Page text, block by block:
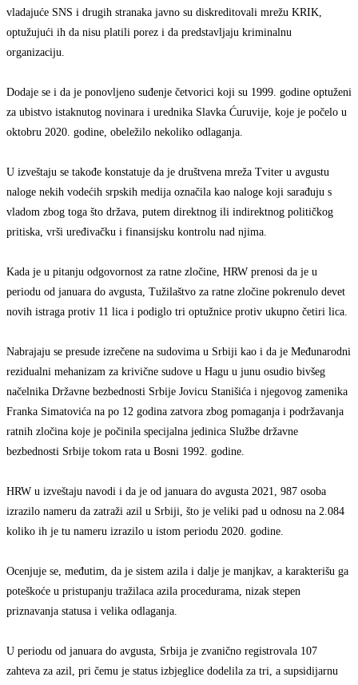
vladajuće SNS i drugih stranaka javno su diskreditovali mrežu KRIK,
optužujući ih da nisu platili porez i da predstavljaju kriminalnu
organizaciju.
Dodaje se i da je ponovljeno suđenje četvorici koji su 1999. godine optuženi
za ubistvo istaknutog novinara i urednika Slavka Ćuruvije, koje je počelo u
oktobru 2020. godine, obeležilo nekoliko odlaganja.
U izveštaju se takođe konstatuje da je društvena mreža Tviter u avgustu
naloge nekih vodećih srpskih medija označila kao naloge koji sarađuju s
vladom zbog toga što država, putem direktnog ili indirektnog političkog
pritiska, vrši uređivačku i finansijsku kontrolu nad njima.
Kada je u pitanju odgovornost za ratne zločine, HRW prenosi da je u
periodu od januara do avgusta, Tužilaštvo za ratne zločine pokrenulo devet
novih istraga protiv 11 lica i podiglo tri optužnice protiv ukupno četiri lica.
Nabrajaju se presude izrečene na sudovima u Srbiji kao i da je Međunarodni
rezidualni mehanizam za krivične sudove u Hagu u junu osudio bivšeg
načelnika Državne bezbednosti Srbije Jovicu Stanišića i njegovog zamenika
Franka Simatovića na po 12 godina zatvora zbog pomaganja i podržavanja
ratnih zločina koje je počinila specijalna jedinica Službe državne
bezbednosti Srbije tokom rata u Bosni 1992. godine.
HRW u izveštaju navodi i da je od januara do avgusta 2021, 987 osoba
izrazilo nameru da zatraži azil u Srbiji, što je veliki pad u odnosu na 2.084
koliko ih je tu nameru izrazilo u istom periodu 2020. godine.
Ocenjuje se, međutim, da je sistem azila i dalje je manjkav, a karakterišu ga
poteškoće u pristupanju tražilaca azila procedurama, nizak stepen
priznavanja statusa i velika odlaganja.
U periodu od januara do avgusta, Srbija je zvanično registrovala 107
zahteva za azil, pri čemu je status izbjeglice dodelila za tri, a supsidijarnu